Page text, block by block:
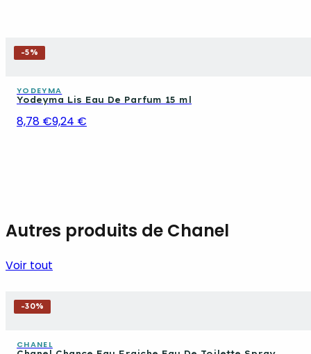
-5%
YODEYMA
Yodeyma Lis Eau De Parfum 15 ml
8,78 €9,24 €
Autres produits de Chanel
Voir tout
-30%
CHANEL